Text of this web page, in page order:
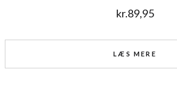
kr.89,95
LÆS MERE